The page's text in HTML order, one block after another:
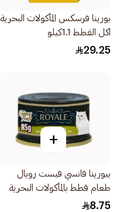
بورينا فرسكس المأكولات البحرية
اكل القطط 1.1كيلو
29.25
+
بيورينا فانسي فيست رويال
طعام قطط بالمأكولات البحرية
والدجاج 85جرام
8.75